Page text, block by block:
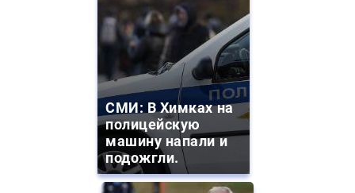
СМИ: В Химках на
полицейскую
машину напали и
подожгли.